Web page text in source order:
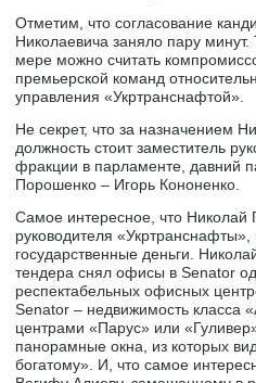
Отметим, что согласование
Николаевича заняло пару
мере можно считать
премьерской команд
управления «Укртранснафтой».
Не секрет, что за назначением
должность стоит заместитель
фракции в парламенте, давний
Порошенко – Игорь Кононенко.
Самое интересное, что Николай
руководителя «Укртранснафты»,
государственные деньги.
тендера снял офисы в Senator
респектабельных офисных
Senator – недвижимость класса
центрами «Парус» или
панорамные окна, из которых
богатому». И, что самое